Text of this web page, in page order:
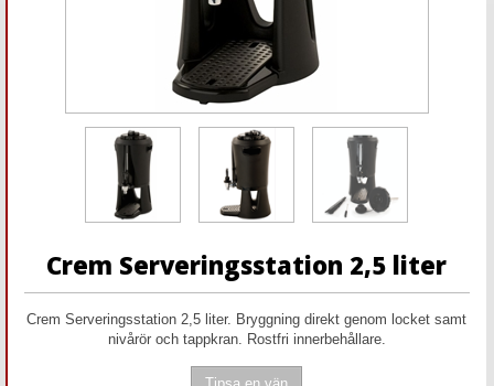
Crem Serveringsstation 2,5 liter
Crem Serveringsstation 2,5 liter. Bryggning direkt genom locket samt
nivårör och tappkran. Rostfri innerbehållare.